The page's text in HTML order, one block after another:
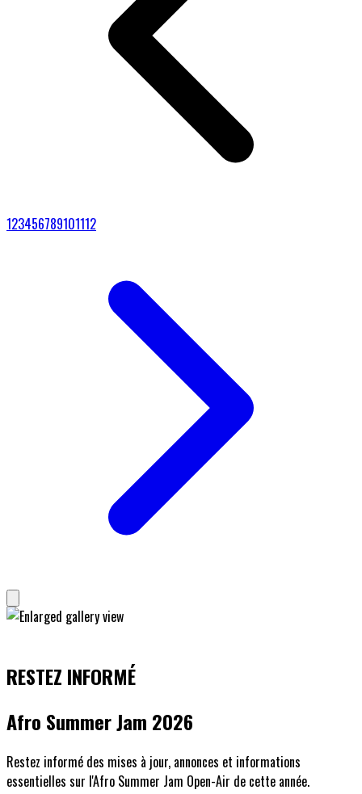
123456789101112
RESTEZ INFORMÉ
Afro Summer Jam 2026
Restez informé des mises à jour, annonces et informations
essentielles sur l'Afro Summer Jam Open-Air de cette année.